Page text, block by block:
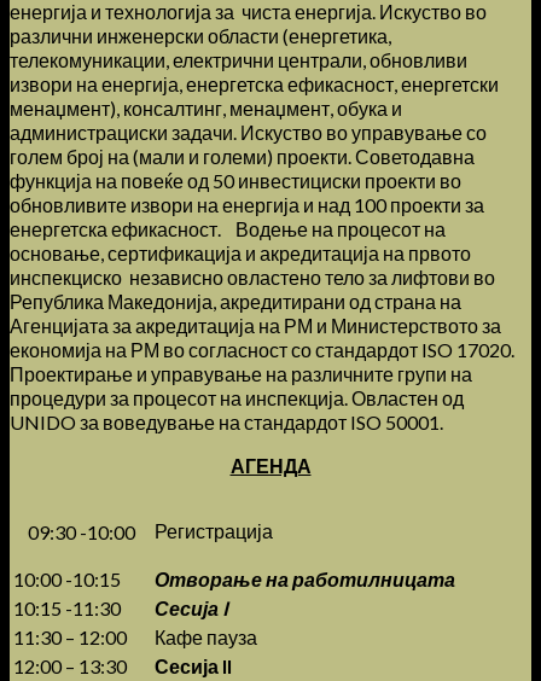
енергија и технологија за чиста енергија. Искуство во
различни инженерски области (енергетика,
телекомуникации, електрични централи, обновливи
извори на енергија, енергетска ефикасност, енергетски
менаџмент), консалтинг, менаџмент, обука и
администрациски задачи. Искуство во управување со
голем број на (мали и големи) проекти. Советодавна
функција на повеќе од 50 инвестициски проекти во
обновливите извори на енергија и над 100 проекти за
енергетска ефикасност. Водење на процесот на
основање, сертификација и акредитација на првото
инспекциско независно овластено тело за лифтови во
Република Македонија, акредитирани од страна на
Агенцијата за акредитација на РМ и Министерството за
економија на РМ во согласност со стандардот ISO 17020.
Проектирање и управување на различните групи на
процедури за процесот на инспекција. Овластен од
UNIDO за воведување на стандардот ISO 50001.
АГЕНДА
09:30 -10:00 Регистрација
10:00 -10:15
Отворање на работилницата
10:15 -11:30
Сесија I
11:30 – 12:00
Кафе пауза
12:00 – 13:30
Сесија II